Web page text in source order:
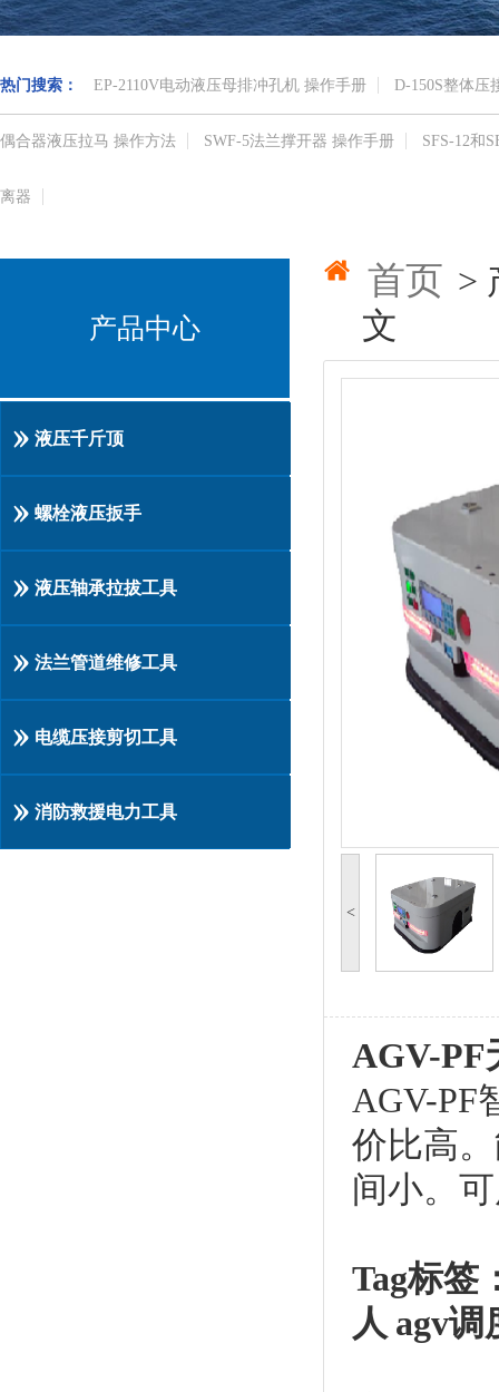
热门搜索： EP-2110V电动液压母排冲孔机 操作手册 D-150S整体压
偶合器液压拉马 操作方法 SWF-5法兰撑开器 操作手册 SFS-12和
离器
产品中心
液压千斤顶
螺栓液压扳手
液压轴承拉拔工具
法兰管道维修工具
电缆压接剪切工具
消防救援电力工具
首页 >
文
<
AGV-PF
AGV-PF
价比高
间小。
Tag标
人 agv调